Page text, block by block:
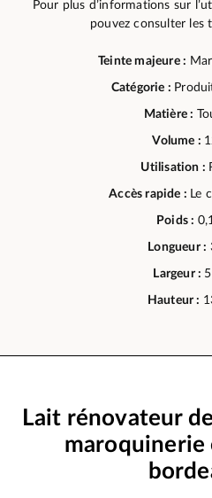
Pour plus d’informations sur
pouvez consulter les
Teinte majeure :
Catégorie :
Matière :
Volume :
Utilisation :
Accès rapide : Le
Poids :
Longueur :
Largeur :
Hauteur :
Lait rénovateur
maroquinerie